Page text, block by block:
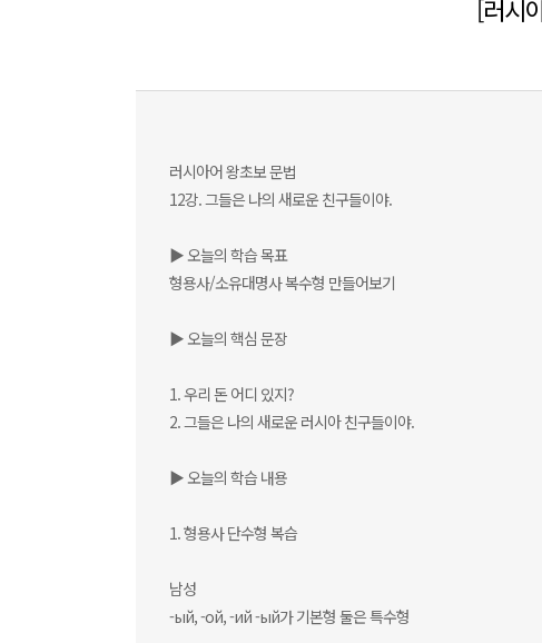
[러시
러시아어 왕초보 문법
12강. 그들은 나의 새로운 친구들이야.
▶ 오늘의 학습 목표
형용사/소유대명사 복수형 만들어보기
▶ 오늘의 핵심 문장
1. 우리 돈 어디 있지?
2. 그들은 나의 새로운 러시아 친구들이야.
▶ 오늘의 학습 내용
1. 형용사 단수형 복습
남성
-ый, -ой, -ий -ый가 기본형 둘은 특수형